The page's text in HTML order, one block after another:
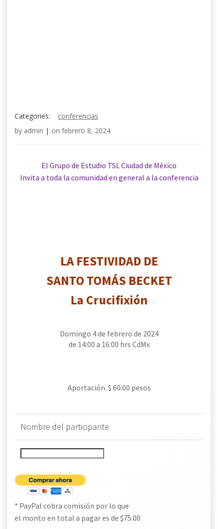
Categories:
conferencias
by admin | on febrero 8, 2024
El Grupo de Estudio TSL Ciudad de México
Invita a toda la comunidad en general a la conferencia
LA FESTIVIDAD DE
SANTO TOMÁS BECKET
La Crucifixión
Domingo 4 de febrero de 2024
de 14:00 a 16:00 hrs CdMx
Aportación. $ 60.00 pesos
Nombre del participante
* PayPal cobra comisión por lo que
el monto en total a pagar es de $75.00